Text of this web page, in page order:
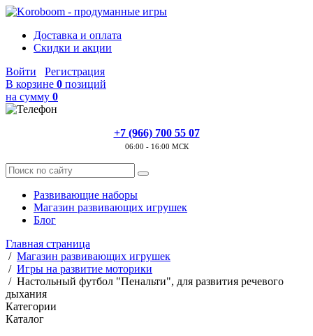
Доставка и оплата
Скидки и акции
Войти
Регистрация
В корзине 0 позиций
на сумму 0
+7 (966) 700 55 07
06:00 - 16:00 МСК
Развивающие наборы
Магазин развивающих игрушек
Блог
Главная страница
/ Магазин развивающих игрушек
/ Игры на развитие моторики
/ Настольный футбол "Пенальти", для развития речевого
дыхания
Категории
Каталог